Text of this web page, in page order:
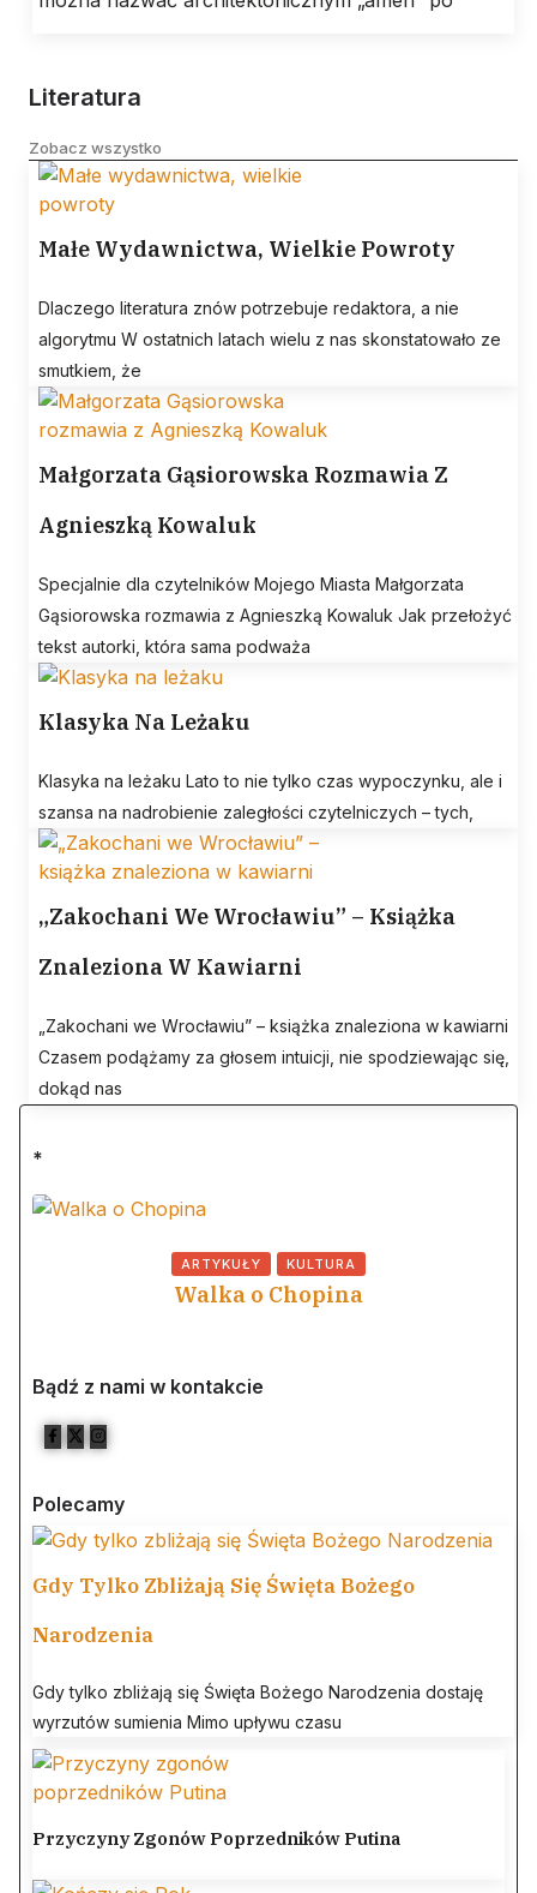
Literatura
Zobacz wszystko
Małe Wydawnictwa, Wielkie Powroty
Dlaczego literatura znów potrzebuje redaktora, a nie
algorytmu W ostatnich latach wielu z nas skonstatowało ze
smutkiem, że
Małgorzata Gąsiorowska Rozmawia Z
Agnieszką Kowaluk
Specjalnie dla czytelników Mojego Miasta Małgorzata
Gąsiorowska rozmawia z Agnieszką Kowaluk Jak przełożyć
tekst autorki, która sama podważa
Klasyka Na Leżaku
Klasyka na leżaku Lato to nie tylko czas wypoczynku, ale i
szansa na nadrobienie zaległości czytelniczych – tych,
„Zakochani We Wrocławiu” – Książka
Znaleziona W Kawiarni
„Zakochani we Wrocławiu” – książka znaleziona w kawiarni
Czasem podążamy za głosem intuicji, nie spodziewając się,
dokąd nas
*
ARTYKUŁY KULTURA
Walka o Chopina
Bądź z nami w kontakcie
Polecamy
Gdy Tylko Zbliżają Się Święta Bożego
Narodzenia
Gdy tylko zbliżają się Święta Bożego Narodzenia dostaję
wyrzutów sumienia Mimo upływu czasu
Przyczyny Zgonów Poprzedników Putina